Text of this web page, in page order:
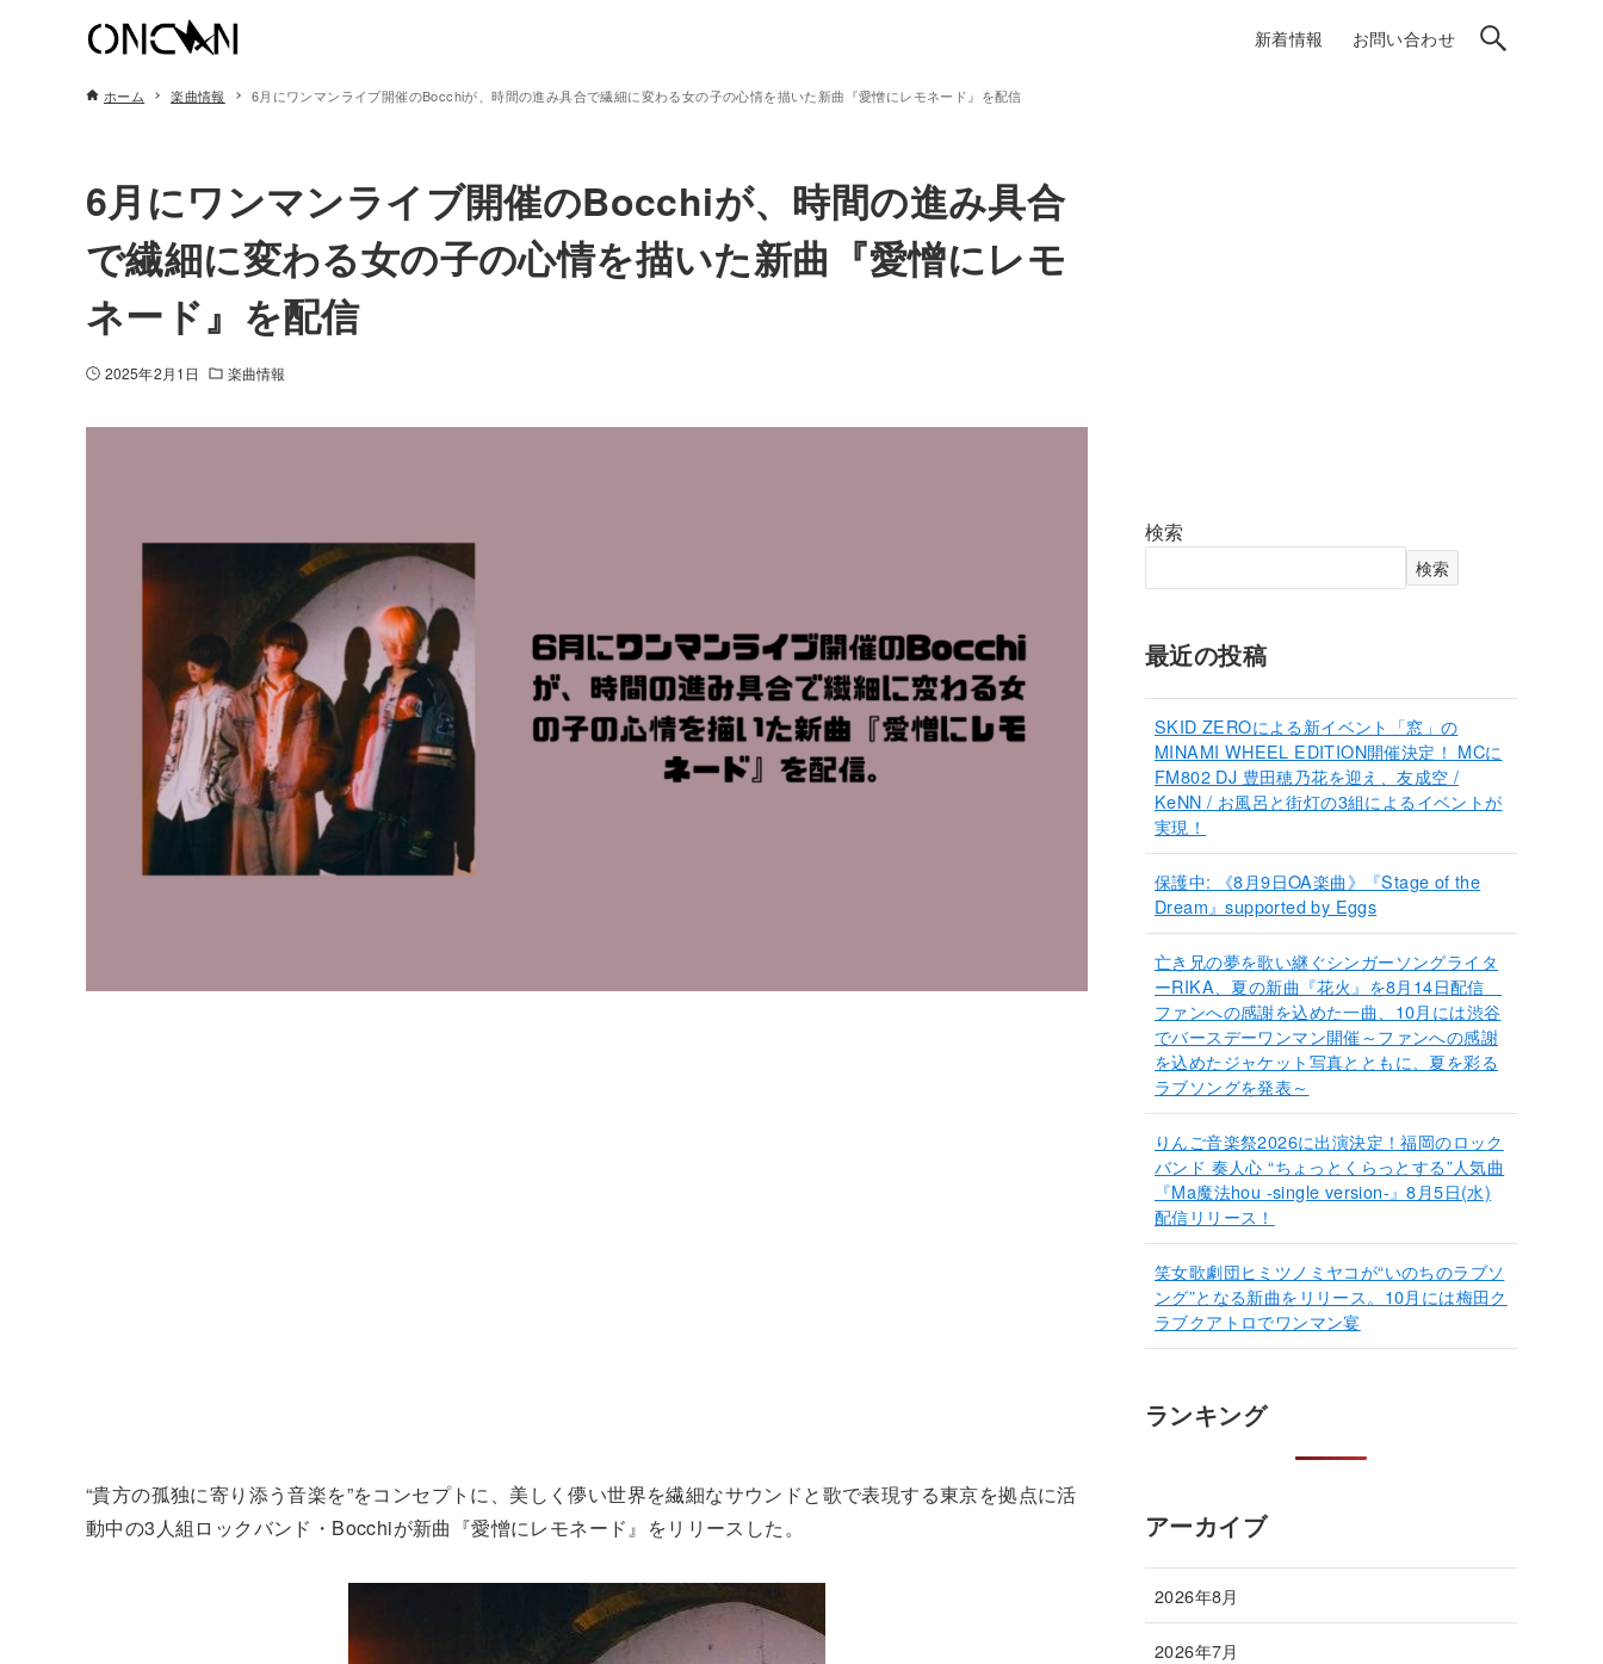
新着情報 お問い合わせ
ホーム 楽曲情報 6月にワンマンライブ開催のBocchiが、時間の進み具合で繊細に変わる女の子の心情を描いた新曲『愛憎にレモネード』を配信
6月にワンマンライブ開催のBocchiが、時間の進み具合
で繊細に変わる女の子の心情を描いた新曲『愛憎にレモ
ネード』を配信
2025年2月1日 楽曲情報
“貴方の孤独に寄り添う音楽を”をコンセプトに、美しく儚い世界を繊細なサウンドと歌で表現する東京を拠点に活
動中の3人組ロックバンド・Bocchiが新曲『愛憎にレモネード』をリリースした。
検索
検索
最近の投稿
SKID ZEROによる新イベント「窓」の
MINAMI WHEEL EDITION開催決定！ MCに
FM802 DJ 豊田穂乃花を迎え、友成空 /
KeNN / お風呂と街灯の3組によるイベントが
実現！
保護中: 《8月9日OA楽曲》『Stage of the
Dream』supported by Eggs
亡き兄の夢を歌い継ぐシンガーソングライタ
ーRIKA、夏の新曲『花火』を8月14日配信
ファンへの感謝を込めた一曲、10月には渋谷
でバースデーワンマン開催～ファンへの感謝
を込めたジャケット写真とともに、夏を彩る
ラブソングを発表～
りんご音楽祭2026に出演決定！福岡のロック
バンド 奏人心 “ちょっとくらっとする”人気曲
『Ma魔法hou -single version-』8月5日(水)
配信リリース！
笑女歌劇団ヒミツノミヤコが“いのちのラブソ
ング”となる新曲をリリース。10月には梅田ク
ラブクアトロでワンマン宴
ランキング
アーカイブ
2026年8月
2026年7月